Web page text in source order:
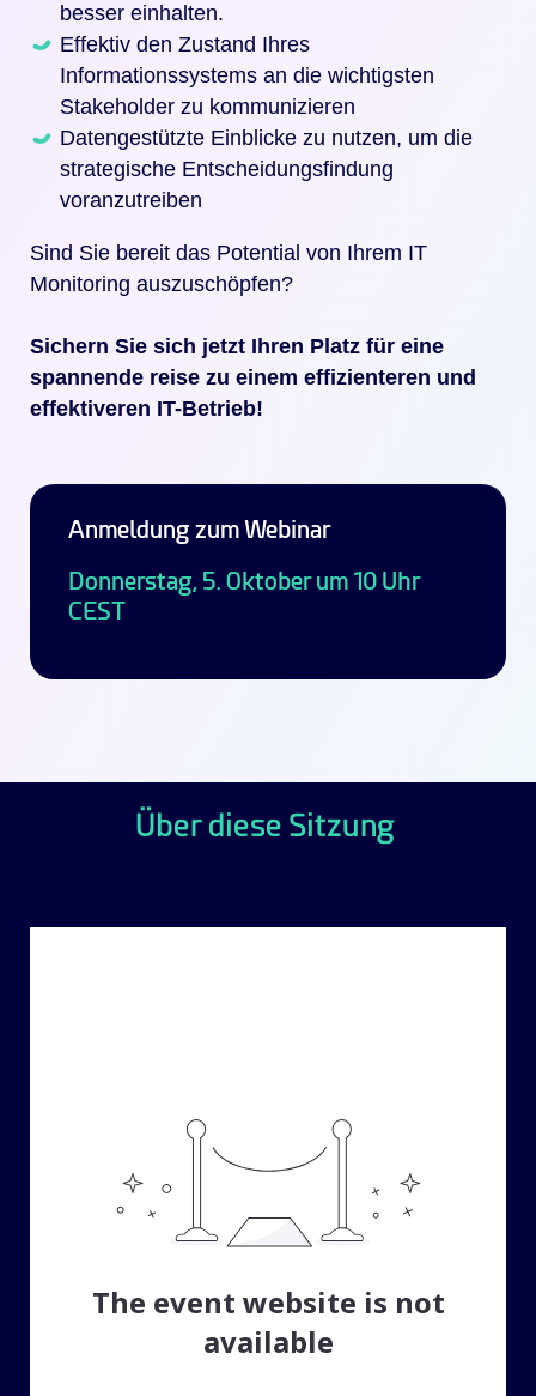
besser einhalten.
Effektiv den Zustand Ihres
Informationssystems an die wichtigsten
Stakeholder zu kommunizieren
Datengestützte Einblicke zu nutzen, um die
strategische Entscheidungsfindung
voranzutreiben
Sind Sie bereit das Potential von Ihrem IT
Monitoring auszuschöpfen?
Sichern Sie sich jetzt Ihren Platz für eine
spannende reise zu einem effizienteren und
effektiveren IT-Betrieb!
Anmeldung zum Webinar
Donnerstag, 5. Oktober um 10 Uhr
CEST
Über diese Sitzung